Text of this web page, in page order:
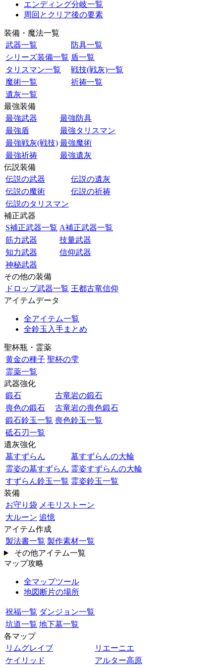
エンディング分岐一覧
周回とクリア後の要素
装備・魔法一覧
武器一覧
防具一覧
シリーズ装備一覧 盾一覧
タリスマン一覧
戦技(戦灰)一覧
魔術一覧
祈祷一覧
遺灰一覧
最強装備
最強武器
最強防具
最強盾
最強タリスマン
最強戦灰(戦技) 最強魔術
最強祈祷
最強遺灰
伝説装備
伝説の武器
伝説の遺灰
伝説の魔術
伝説の祈祷
伝説のタリスマン
補正武器
S補正武器一覧 A補正武器一覧
筋力武器
技量武器
知力武器
信仰武器
神秘武器
その他の装備
ドロップ武器一覧 王都古竜信仰
アイテムデータ
全アイテム一覧
全鈴玉入手まとめ
聖杯瓶・霊薬
黄金の種子 聖杯の雫
霊薬一覧
武器強化
鍛石
古竜岩の鍛石
喪色の鍛石
古竜岩の喪色鍛石
鍛石鈴玉一覧 喪色鈴玉一覧
砥石刃一覧
遺灰強化
墓すずらん
墓すずらんの大輪
霊姿の墓すずらん 霊姿すずらんの大輪
すずらん鈴玉一覧 霊姿鈴玉一覧
装備
お守り袋 メモリストーン
大ルーン 追憶
アイテム作成
製法書一覧 製作素材一覧
その他アイテム一覧
マップ攻略
全マップツール
地図断片の場所
祝福一覧 ダンジョン一覧
坑道一覧 地下墓一覧
各マップ
リムグレイブ
リエーニエ
ケイリッド
アルター高原